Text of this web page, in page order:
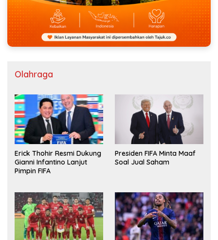
Olahraga
Erick Thohir Resmi Dukung
Gianni Infantino Lanjut
Pimpin FIFA
Presiden FIFA Minta Maaf
Soal Jual Saham